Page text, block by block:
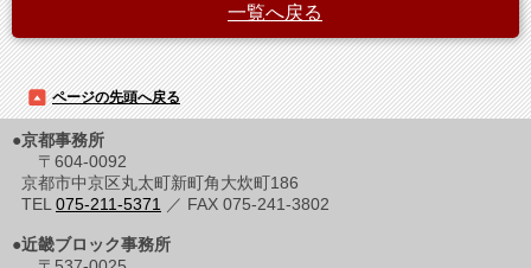
一覧へ戻る
ページの先頭へ戻る
●京都事務所
〒604-0092
京都市中京区丸太町新町角大炊町186
TEL 075-211-5371 ／ FAX 075-241-3802
●近畿ブロック事務所